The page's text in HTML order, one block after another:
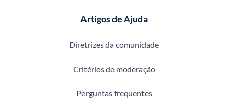
Artigos de Ajuda
Diretrizes da comunidade
Critérios de moderação
Perguntas frequentes